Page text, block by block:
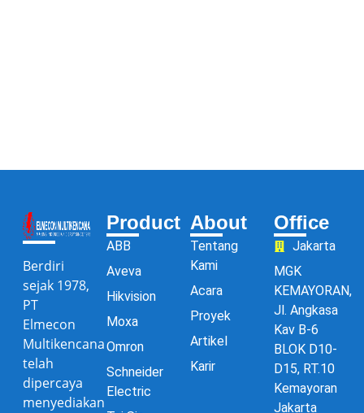
Berdiri
sejak 1978,
PT
Elmecon
Multikencana
telah
dipercaya
menyediakan
Product
ABB
Aveva
Hikvision
Moxa
Omron
Schneider
Electric
About
Tentang
Kami
Acara
Proyek
Artikel
Karir
Office
Jakarta
MGK
KEMAYORAN,
Jl. Angkasa
Kav B-6
BLOK D10-
D15, RT.10
Kemayoran
Jakarta